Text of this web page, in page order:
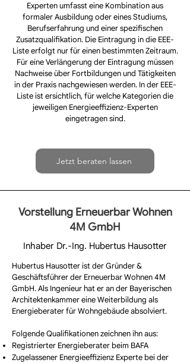
Experten umfasst eine Kombination aus
formaler Ausbildung oder eines Studiums,
Berufserfahrung und einer spezifischen
Zusatzqualifikation. Die Eintragung in die EEE-
Liste erfolgt nur für einen bestimmten Zeitraum.
Für eine Verlängerung der Eintragung müssen
Nachweise über Fortbildungen und Tätigkeiten
in der Praxis nachgewiesen werden. In der EEE-
Liste ist ersichtlich, für welche Kategorien die
jeweiligen Energieeffizienz-Experten
eingetragen sind.
Jetzt beraten lassen
Vorstellung Erneuerbar Wohnen
4M GmbH
Inhaber Dr.-Ing. Hubertus Hausotter
Hubertus Hausotter ist der Gründer &
Geschäftsführer der Erneuerbar Wohnen 4M
GmbH. Als Ingenieur hat er an der Bayerischen
Architektenkammereine Weiterbildung als
Energieberater für Wohngebäude absolviert. ​
Folgende Qualifikationen zeichnen ihn aus:
Registrierter Energieberater beim BAFA
Zugelassener Energieeffizienz Experte bei der